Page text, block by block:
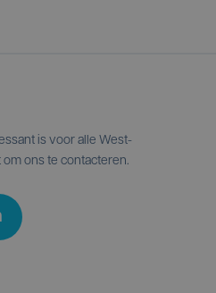
is voor alle West-
ons te contacteren.